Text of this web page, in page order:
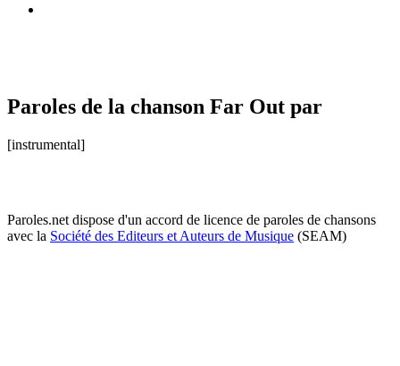
Paroles de la chanson Far Out par
[instrumental]
Paroles.net dispose d'un accord de licence de paroles de chansons
avec la Société des Editeurs et Auteurs de Musique (SEAM)